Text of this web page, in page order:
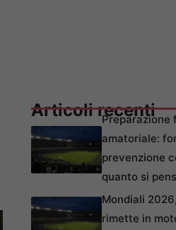
Articoli recenti
Preparazione
amatoriale:
prevenzione
quanto si
Mondiali
rimette in